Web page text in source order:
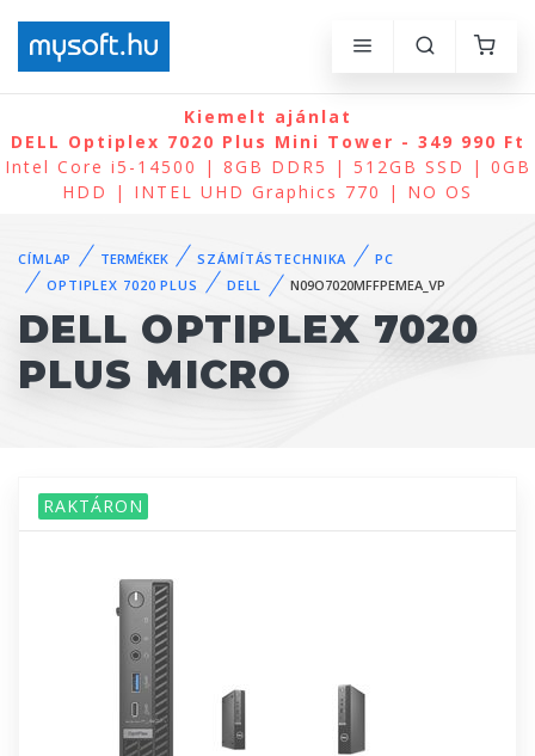
Kiemelt ajánlat
DELL Optiplex 7020 Plus Mini Tower - 349 990 Ft
Intel Core i5-14500 | 8GB DDR5 | 512GB SSD | 0GB
HDD | INTEL UHD Graphics 770 | NO OS
CÍMLAP TERMÉKEK SZÁMÍTÁSTECHNIKA
PC
OPTIPLEX 7020 PLUS
DELL N09O7020MFFPEMEA_VP
DELL OPTIPLEX 7020
PLUS MICRO
RAKTÁRON